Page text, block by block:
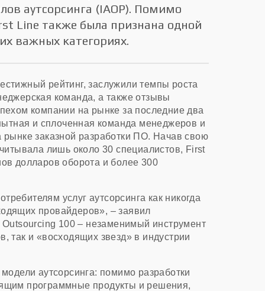
аутсорсинга (IAOP). Помимо
Line также была признана одной
важных категориях.
рейтинг, заслужили темпы роста
команда, а также отзывы
компании на рынке за последние два
и сплоченная команда менеджеров и
рынке заказной разработки ПО. Начав свою
лишь около 30 специалистов, First
долларов оборота и более 300
услуг аутсорсинга как никогда
провайдеров», – заявил
100 – незаменимый инструмент
так и «восходящих звезд» в индустрии
аутсорсинга: помимо разработки
программные продукты и решения,